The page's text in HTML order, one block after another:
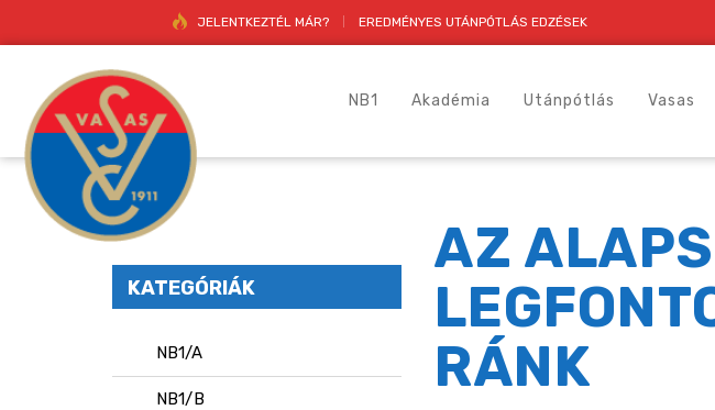
JELENTKEZTÉL MÁR? EREDMÉNYES UTÁNPÓTLÁS EDZÉSEK
NB1 Akadémia Utánpótlás Vasas
AZ
RÁNK
KATEGÓRIÁK
NB1/A
NB1/B